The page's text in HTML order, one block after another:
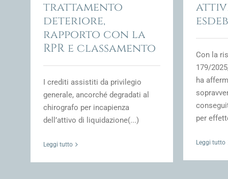
trattamento
deteriore,
rapporto con la
RPR e classamento
I crediti assistiti da privilegio
generale, ancorché degradati al
chirografo per incapienza
dell’attivo di liquidazione(...)
Leggi tutto
Con la
179/
ha
per
Leggi tutto